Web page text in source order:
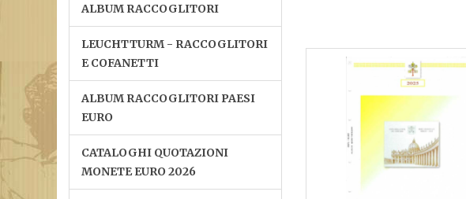
ALBUM RACCOGLITORI
LEUCHTTURM - RACCOGLITORI
E COFANETTI
ALBUM RACCOGLITORI PAESI
EURO
CATALOGHI QUOTAZIONI
MONETE EURO 2026